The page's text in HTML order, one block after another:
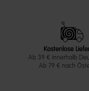
Kostenlose
Ab 39 € innerhalb
Ab 79 € nach